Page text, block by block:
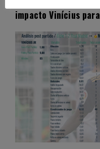
impacto Vinícius